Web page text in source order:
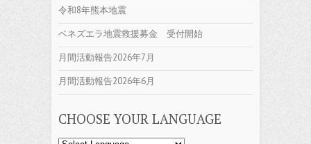
令和8年熊本地震
ベネズエラ地震救援募金 受付開始
月間活動報告2026年7月
月間活動報告2026年6月
CHOOSE YOUR LANGUAGE